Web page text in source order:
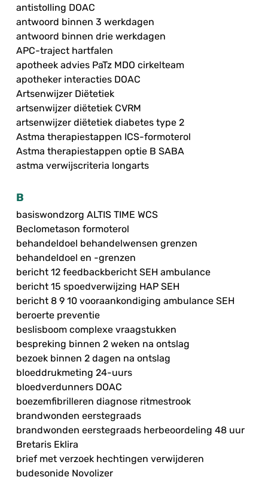
antistolling DOAC
antwoord binnen 3 werkdagen
antwoord binnen drie werkdagen
APC-traject hartfalen
apotheek advies PaTz MDO cirkelteam
apotheker interacties DOAC
Artsenwijzer Diëtetiek
artsenwijzer diëtetiek CVRM
artsenwijzer diëtetiek diabetes type 2
Astma therapiestappen ICS-formoterol
Astma therapiestappen optie B SABA
astma verwijscriteria longarts
B
basiswondzorg ALTIS TIME WCS
Beclometason formoterol
behandeldoel behandelwensen grenzen
behandeldoel en -grenzen
bericht 12 feedbackbericht SEH ambulance
bericht 15 spoedverwijzing HAP SEH
bericht 8 9 10 vooraankondiging ambulance SEH
beroerte preventie
beslisboom complexe vraagstukken
bespreking binnen 2 weken na ontslag
bezoek binnen 2 dagen na ontslag
bloeddrukmeting 24-uurs
bloedverdunners DOAC
boezemfibrilleren diagnose ritmestrook
brandwonden eerstegraads
brandwonden eerstegraads herbeoordeling 48 uur
Bretaris Eklira
brief met verzoek hechtingen verwijderen
budesonide Novolizer